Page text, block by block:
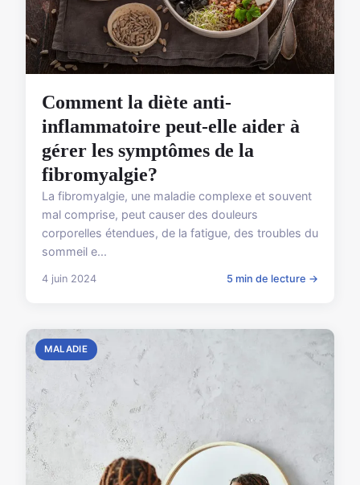
Comment la diète anti-
inflammatoire peut-elle aider à
gérer les symptômes de la
fibromyalgie?
La fibromyalgie, une maladie complexe et souvent
mal comprise, peut causer des douleurs
corporelles étendues, de la fatigue, des troubles du
sommeil e...
4 juin 2024 5 min de lecture →
MALADIE